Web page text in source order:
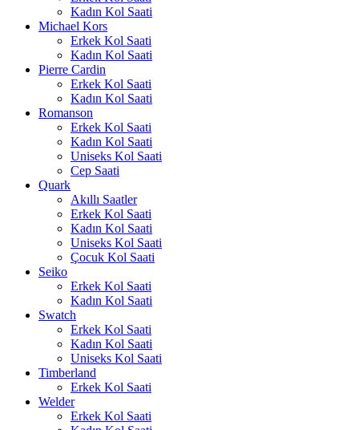
Kadın Kol Saati
Michael Kors
Erkek Kol Saati
Kadın Kol Saati
Pierre Cardin
Erkek Kol Saati
Kadın Kol Saati
Romanson
Erkek Kol Saati
Kadın Kol Saati
Uniseks Kol Saati
Cep Saati
Quark
Akıllı Saatler
Erkek Kol Saati
Kadın Kol Saati
Uniseks Kol Saati
Çocuk Kol Saati
Seiko
Erkek Kol Saati
Kadın Kol Saati
Swatch
Erkek Kol Saati
Kadın Kol Saati
Uniseks Kol Saati
Timberland
Erkek Kol Saati
Welder
Erkek Kol Saati